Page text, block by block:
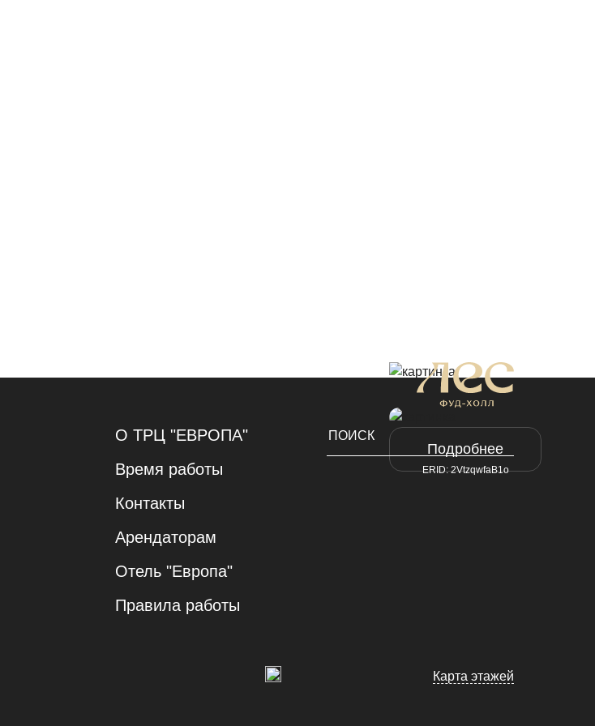
О ТРЦ "ЕВРОПА"
Время работы
Контакты
Арендаторам
Отель "Европа"
Правила работы
Карта этажей
Подробнее
ERID: 2VtzqwfaB1o